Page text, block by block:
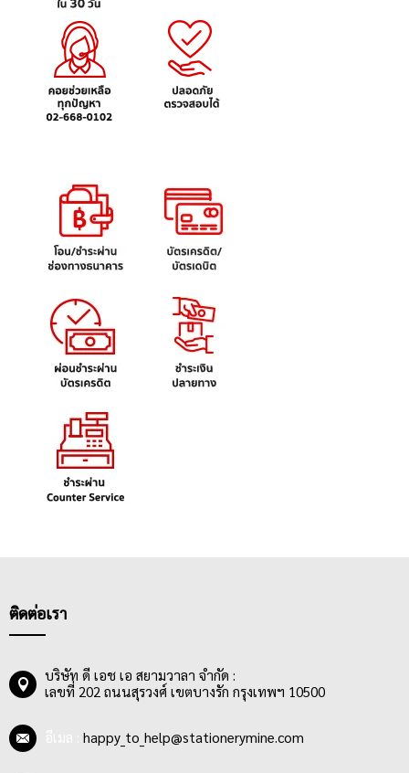
ติดต่อเรา
บริษัท ดี เอช เอ สยามวาลา จำกัด :
เลขที่ 202 ถนนสุรวงศ์ เขตบางรัก กรุงเทพฯ 10500
happy_to_help@stationerymine.com